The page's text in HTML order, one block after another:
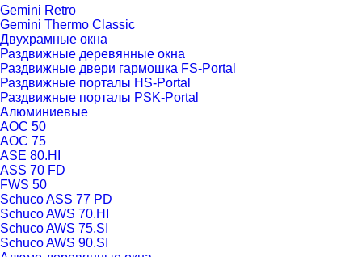
Gemini Retro
Gemini Thermo Classic
Двухрамные окна
Раздвижные деревянные окна
Раздвижные двери гармошка FS-Portal
Раздвижные порталы HS-Portal
Раздвижные порталы PSK-Portal
Алюминиевые
AOC 50
AOC 75
ASE 80.HI
ASS 70 FD
FWS 50
Schuco ASS 77 PD
Schuco AWS 70.HI
Schuco AWS 75.SI
Schuco AWS 90.SI